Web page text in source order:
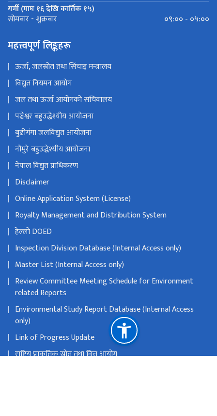
गर्मी (माघ १६ देखि कार्तिक १५)
सोमबार - शुक्रबार ०९:०० - ०५:००
महत्त्वपूर्ण लिङ्कहरू
ऊर्जा, जलस्रोत तथा सिंचाइ मन्त्रालय
विद्युत नियमन आयोग
जल तथा ऊर्जा आयोगको सचिवालय
पञ्चेश्वर बहुउद्धेश्यीय आयोजना
बुढीगंगा जलविद्युत आयोजना
नौमुरे बहुउद्धेश्यीय आयोजना
नेपाल विद्युत प्राधिकरण
Disclaimer
Online Application System (License)
Royalty Management and Distribution System
हेल्लो DOED
Inspection Division Database (Internal Access only)
Master List (Internal Access only)
Review Committee Meeting Schedule for Environment
related Reports
Environmental Study Report Database (Internal Access
only)
Link of Progress Update
राष्ट्रिय प्राकृतिक स्रोत तथा वित्त आयोग